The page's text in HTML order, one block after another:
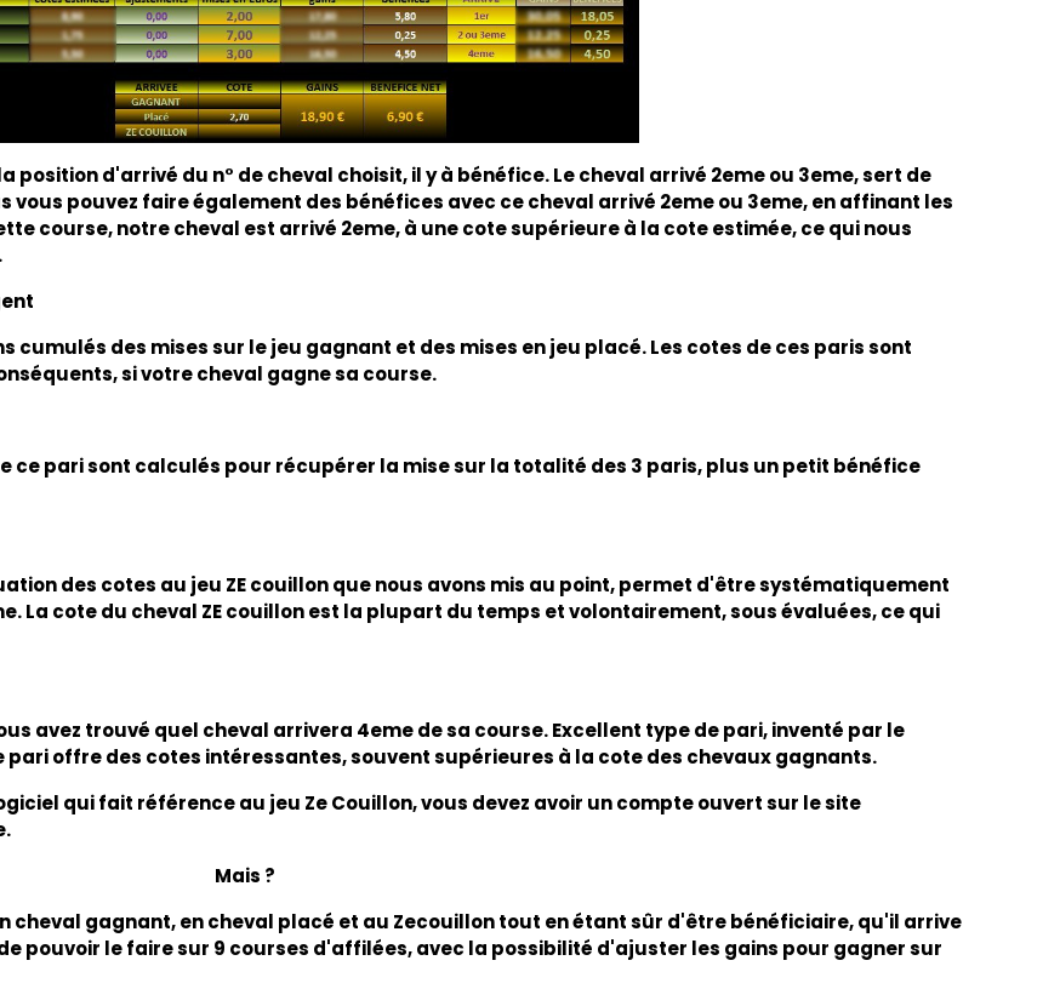
d'arrivé du n° de cheval choisit, il y à bénéfice. Le cheval arrivé 2eme ou 3eme, sert de
vous pouvez faire également des bénéfices avec ce cheval arrivé 2eme ou 3eme, en affinant les
course, notre cheval est arrivé 2eme, à une cote supérieure à la cote estimée, ce qui nous
cumulés des mises sur le jeu gagnant et des mises en jeu placé. Les cotes de ces paris sont
si votre cheval gagne sa course.
de ce pari sont calculés pour récupérer la mise sur la totalité des 3 paris, plus un petit bénéfice
des cotes au jeu ZE couillon que nous avons mis au point, permet d'être systématiquement
La cote du cheval ZE couillon est la plupart du temps et volontairement, sous évaluées, ce qui
avez trouvé quel cheval arrivera 4eme de sa course. Excellent type de pari, inventé par le
pari offre des cotes intéressantes, souvent supérieures à la cote des chevaux gagnants.
qui fait référence au jeu Ze Couillon, vous devez avoir un compte ouvert sur le site
Mais ?
cheval gagnant, en cheval placé et au Zecouillon tout en étant sûr d'être bénéficiaire, qu'il arrive
pouvoir le faire sur 9 courses d'affilées, avec la possibilité d'ajuster les gains pour gagner sur